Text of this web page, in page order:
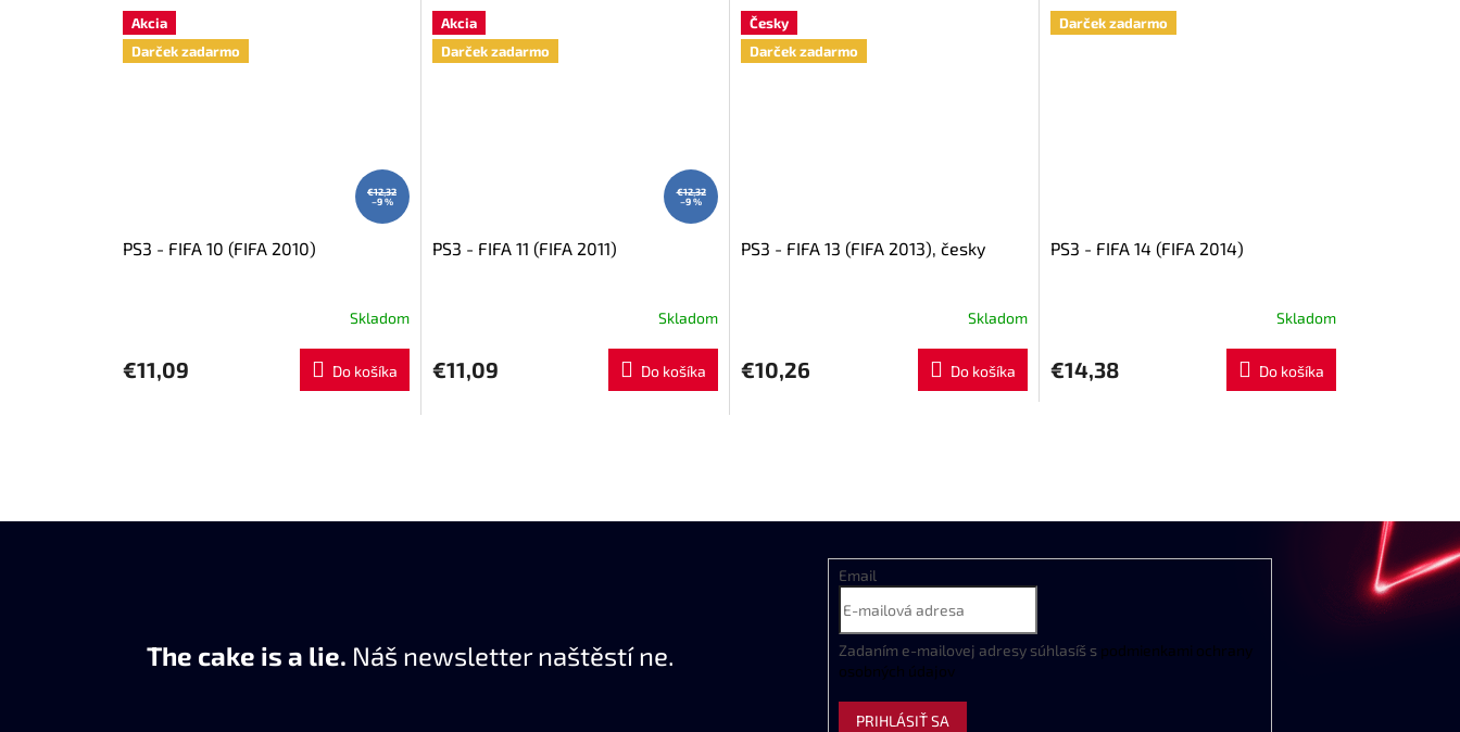
Akcia
Darček zadarmo
€12,32
–9 %
PS3 - FIFA 10 (FIFA 2010)
Skladom
€11,09 Do košíka
Akcia
Darček zadarmo
€12,32
–9 %
PS3 - FIFA 11 (FIFA 2011)
Skladom
€11,09 Do košíka
Česky
Darček zadarmo
PS3 - FIFA 13 (FIFA 2013), česky
Skladom
€10,26 Do košíka
Darček zadarmo
PS3 - FIFA 14 (FIFA 2014)
Skladom
€14,38 Do košíka
The cake is a lie. Náš newsletter naštěstí ne.
Email
Zadaním e-mailovej adresy súhlasíš s podmienkami ochrany
osobných údajov
PRIHLÁSIŤ SA